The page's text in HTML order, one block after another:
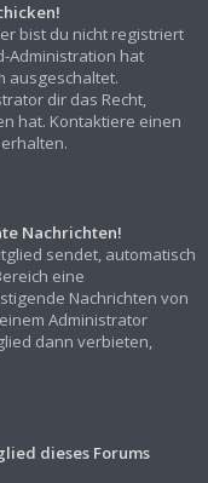
bist du nicht registriert
Administration hat
ausgeschaltet.
dir das Recht,
hat. Kontaktiere einen
Nachrichten!
sendet, automatisch
eine
Nachrichten von
Administrator
dann verbieten,
dieses Forums